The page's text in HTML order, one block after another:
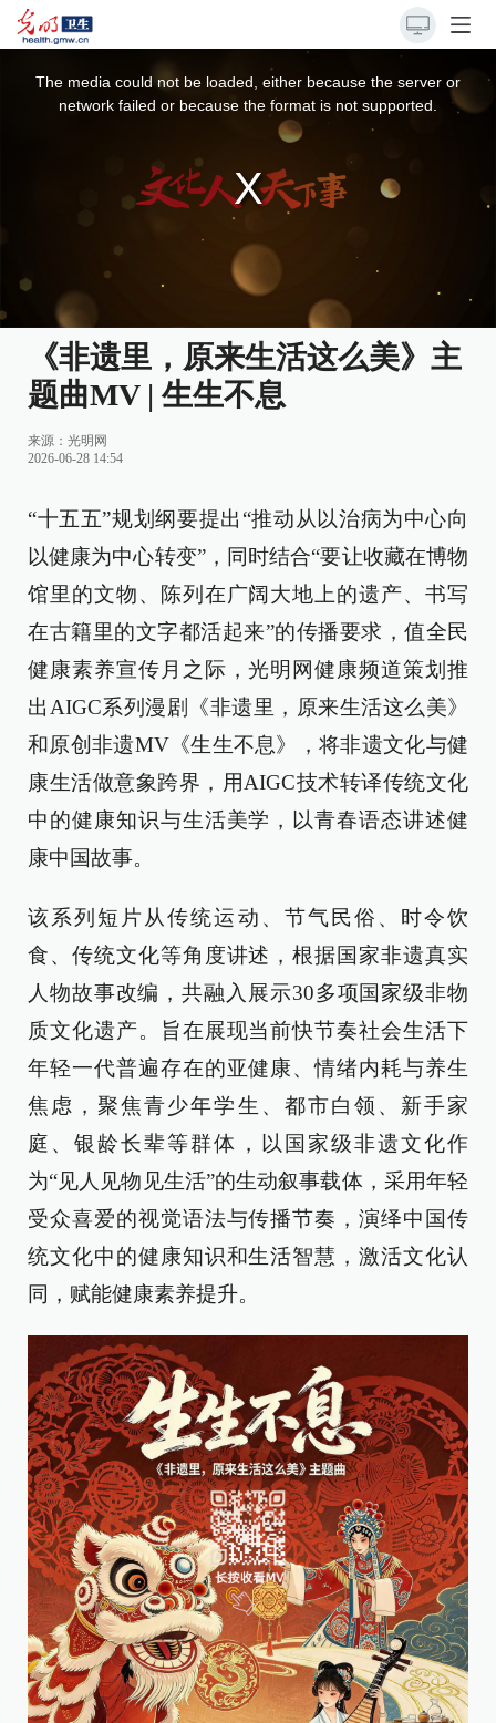
The media could not be loaded, either because the server or
network failed or because the format is not supported.
《非遗里，原来生活这么美》主
题曲MV | 生生不息
来源：光明网
2026-06-28 14:54
“十五五”规划纲要提出“推动从以治病为中心向
以健康为中心转变”，同时结合“要让收藏在博物
馆里的文物、陈列在广阔大地上的遗产、书写
在古籍里的文字都活起来”的传播要求，值全民
健康素养宣传月之际，光明网健康频道策划推
出AIGC系列漫剧《非遗里，原来生活这么美》
和原创非遗MV《生生不息》，将非遗文化与健
康生活做意象跨界，用AIGC技术转译传统文化
中的健康知识与生活美学，以青春语态讲述健
康中国故事。
该系列短片从传统运动、节气民俗、时令饮
食、传统文化等角度讲述，根据国家非遗真实
人物故事改编，共融入展示30多项国家级非物
质文化遗产。旨在展现当前快节奏社会生活下
年轻一代普遍存在的亚健康、情绪内耗与养生
焦虑，聚焦青少年学生、都市白领、新手家
庭、银龄长辈等群体，以国家级非遗文化作
为“见人见物见生活”的生动叙事载体，采用年轻
受众喜爱的视觉语法与传播节奏，演绎中国传
统文化中的健康知识和生活智慧，激活文化认
同，赋能健康素养提升。